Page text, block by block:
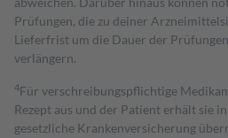
Prüfungen, die zu deiner
Lieferfrist um die Dauer der
verlängern.
4Für verschreibungspflichtige
Rezept aus und der Patient erhält sie
gesetzliche Krankenversicherung